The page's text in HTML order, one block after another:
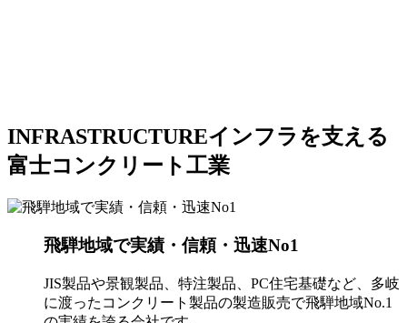
INFRASTRUCTUREインフラを支える
富士コンクリート工業
飛騨地域で実績・信頼・迅速No1
JIS製品や景観製品、特注製品、PC住宅基礎など、多岐
に渡ったコンクリート製品の製造販売で飛騨地域No.1